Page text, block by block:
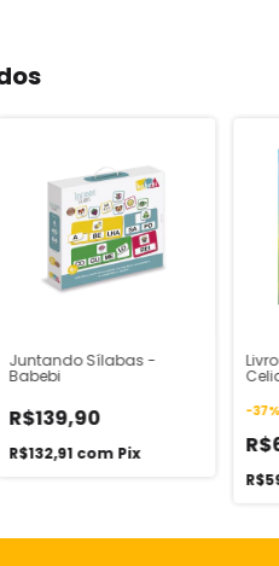
Juntando Sílabas -
Babebi
R$139,90
R$132,91 com Pix
-37